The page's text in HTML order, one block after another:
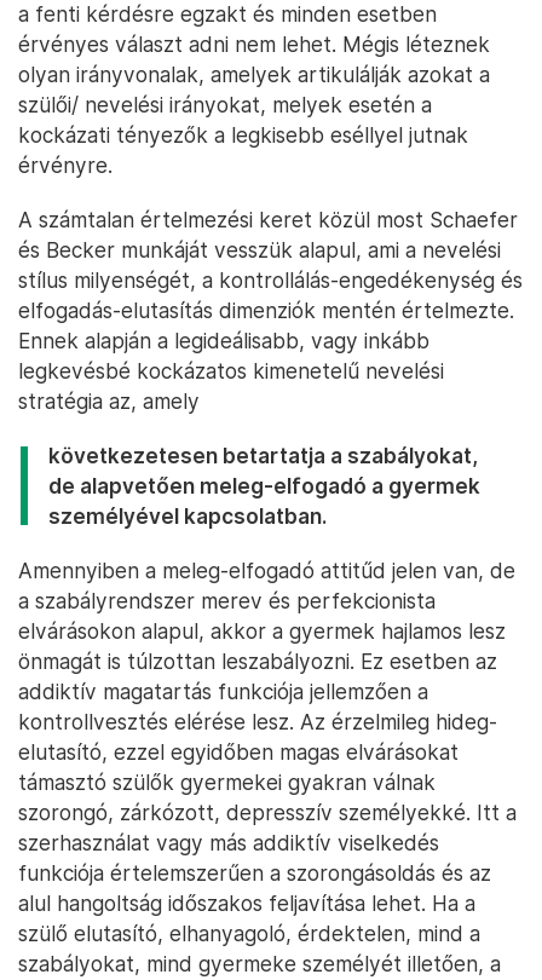
a fenti kérdésre egzakt és minden esetben
érvényes választ adni nem lehet. Mégis léteznek
olyan irányvonalak, amelyek artikulálják azokat a
szülői/ nevelési irányokat, melyek esetén a
kockázati tényezők a legkisebb eséllyel jutnak
érvényre.
A számtalan értelmezési keret közül most Schaefer
és Becker munkáját vesszük alapul, ami a nevelési
stílus milyenségét, a kontrollálás-engedékenység és
elfogadás-elutasítás dimenziók mentén értelmezte.
Ennek alapján a legideálisabb, vagy inkább
legkevésbé kockázatos kimenetelű nevelési
stratégia az, amely
következetesen betartatja a szabályokat,
de alapvetően meleg-elfogadó a gyermek
személyével kapcsolatban.
Amennyiben a meleg-elfogadó attitűd jelen van, de
a szabályrendszer merev és perfekcionista
elvárásokon alapul, akkor a gyermek hajlamos lesz
önmagát is túlzottan leszabályozni. Ez esetben az
addiktív magatartás funkciója jellemzően a
kontrollvesztés elérése lesz. Az érzelmileg hideg-
elutasító, ezzel egyidőben magas elvárásokat
támasztó szülők gyermekei gyakran válnak
szorongó, zárkózott, depresszív személyekké. Itt a
szerhasználat vagy más addiktív viselkedés
funkciója értelemszerűen a szorongásoldás és az
alul hangoltság időszakos feljavítása lehet. Ha a
szülő elutasító, elhanyagoló, érdektelen, mind a
szabályokat, mind gyermeke személyét illetően, a